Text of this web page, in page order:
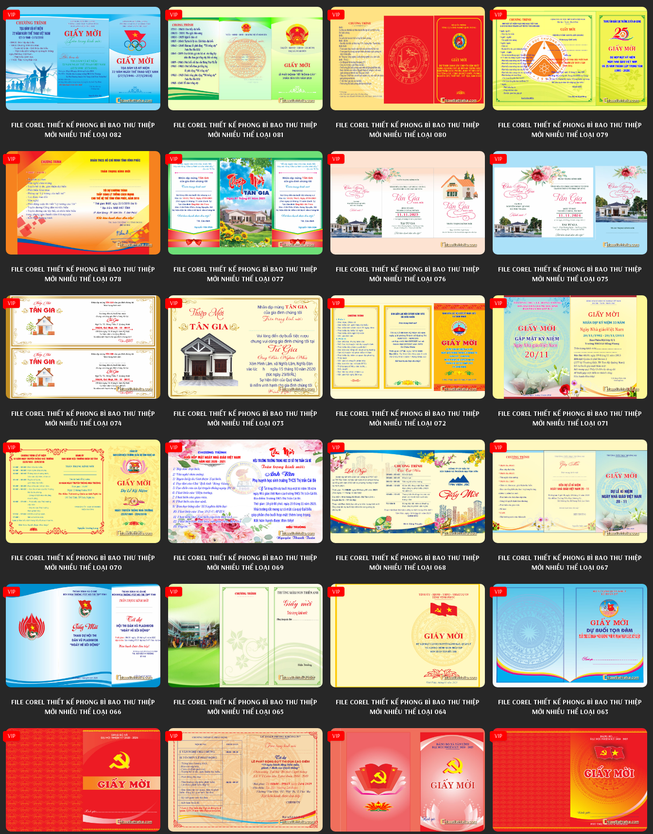
VIP
FILE COREL THIẾT KẾ PHONG BÌ BAO THƯ THIỆP
MỜI NHIỀU THỂ LOẠI 082
VIP
FILE COREL THIẾT KẾ PHONG BÌ BAO THƯ THIỆP
MỜI NHIỀU THỂ LOẠI 081
VIP
FILE COREL THIẾT KẾ PHONG BÌ BAO THƯ THIỆP
MỜI NHIỀU THỂ LOẠI 080
VIP
FILE COREL THIẾT KẾ PHONG BÌ BAO THƯ THIỆP
MỜI NHIỀU THỂ LOẠI 079
VIP
FILE COREL THIẾT KẾ PHONG BÌ BAO THƯ THIỆP
MỜI NHIỀU THỂ LOẠI 078
VIP
FILE COREL THIẾT KẾ PHONG BÌ BAO THƯ THIỆP
MỜI NHIỀU THỂ LOẠI 077
VIP
FILE COREL THIẾT KẾ PHONG BÌ BAO THƯ THIỆP
MỜI NHIỀU THỂ LOẠI 076
VIP
FILE COREL THIẾT KẾ PHONG BÌ BAO THƯ THIỆP
MỜI NHIỀU THỂ LOẠI 075
VIP
FILE COREL THIẾT KẾ PHONG BÌ BAO THƯ THIỆP
MỜI NHIỀU THỂ LOẠI 074
VIP
FILE COREL THIẾT KẾ PHONG BÌ BAO THƯ THIỆP
MỜI NHIỀU THỂ LOẠI 073
VIP
FILE COREL THIẾT KẾ PHONG BÌ BAO THƯ THIỆP
MỜI NHIỀU THỂ LOẠI 072
VIP
FILE COREL THIẾT KẾ PHONG BÌ BAO THƯ THIỆP
MỜI NHIỀU THỂ LOẠI 071
VIP
FILE COREL THIẾT KẾ PHONG BÌ BAO THƯ THIỆP
MỜI NHIỀU THỂ LOẠI 070
VIP
FILE COREL THIẾT KẾ PHONG BÌ BAO THƯ THIỆP
MỜI NHIỀU THỂ LOẠI 069
VIP
FILE COREL THIẾT KẾ PHONG BÌ BAO THƯ THIỆP
MỜI NHIỀU THỂ LOẠI 068
VIP
FILE COREL THIẾT KẾ PHONG BÌ BAO THƯ THIỆP
MỜI NHIỀU THỂ LOẠI 067
VIP
FILE COREL THIẾT KẾ PHONG BÌ BAO THƯ THIỆP
MỜI NHIỀU THỂ LOẠI 066
VIP
FILE COREL THIẾT KẾ PHONG BÌ BAO THƯ THIỆP
MỜI NHIỀU THỂ LOẠI 065
VIP
FILE COREL THIẾT KẾ PHONG BÌ BAO THƯ THIỆP
MỜI NHIỀU THỂ LOẠI 064
VIP
FILE COREL THIẾT KẾ PHONG BÌ BAO THƯ THIỆP
MỜI NHIỀU THỂ LOẠI 063
VIP VIP VIP VIP